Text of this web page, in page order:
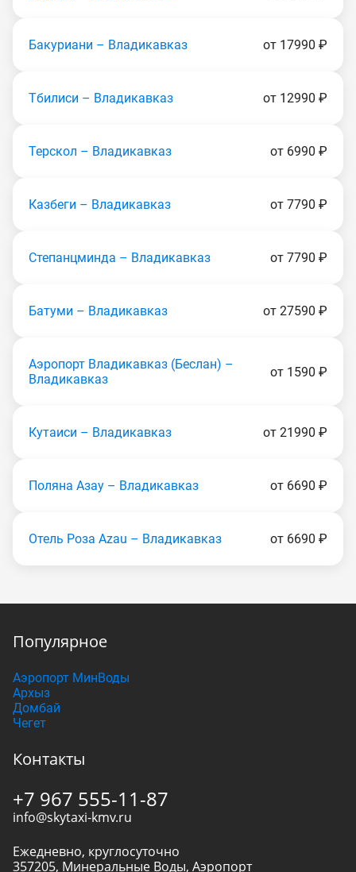
Бакуриани – Владикавказ от 17990 ₽
Тбилиси – Владикавказ от 12990 ₽
Терскол – Владикавказ от 6990 ₽
Казбеги – Владикавказ от 7790 ₽
Степанцминда – Владикавказ от 7790 ₽
Батуми – Владикавказ от 27590 ₽
Аэропорт Владикавказ (Беслан) –
Владикавказ
от 1590 ₽
Кутаиси – Владикавказ от 21990 ₽
Поляна Азау – Владикавказ от 6690 ₽
Отель Роза Аzаu – Владикавказ от 6690 ₽
Популярное
Аэропорт МинВоды
Архыз
Домбай
Чегет
Контакты
+7 967 555-11-87
info@skytaxi-kmv.ru
Ежедневно, круглосуточно
357205, Минеральные Воды, Аэропорт